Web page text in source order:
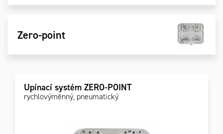
Zero-point
Upínací systém ZERO-POINT
rychlovýměnný, pneumatický